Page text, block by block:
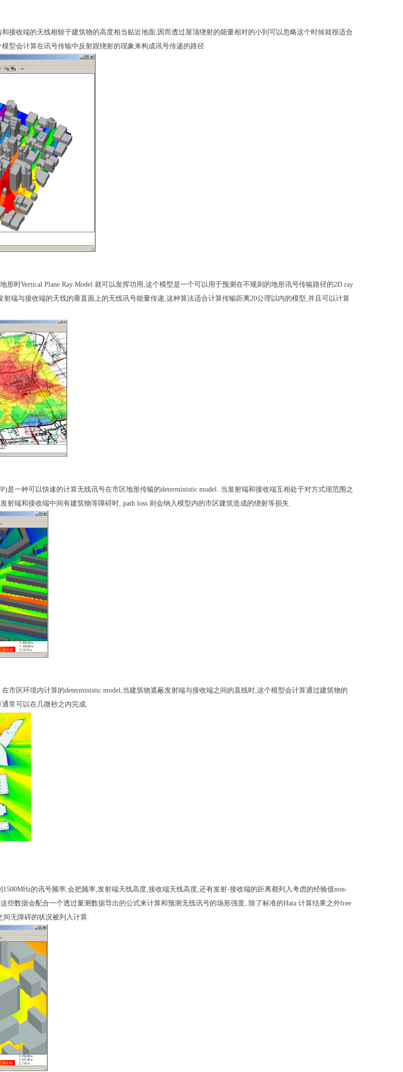
和接收端的天线相较于建筑物的高度相当贴近地面, 因而透过屋顶绕射的能量相对的小到可以忽略这个时候就很适合
模型会计算在讯号传输中反射跟绕射的现象来构成讯号传递的路径
形时Vertical Plane Ray Model 就可以发挥功用 ,这个模型是一个可以用于预测在不规则的地形讯号传输路径的2D ray
射端与接收端的天线的垂直面上的无线讯号能量传递,这种算法适合计算传输距离20公理以内的模型,并且可以计算
是一种可以快速的计算无线讯号在市区地形传输的deterministic model. 当发射端和接收端互相处于对方式现范围之
射端和接收端中间有建筑物等障碍时, path loss 则会纳入模型内的市区建筑造成的绕射等损失.
在市区环境内计算的deterministic model,当建筑物遮蔽发射端与接收端之间的直线时,这个模型会计算通过建筑物的
通常可以在几微秒之内完成.
1500MHz的讯号频率,会把频率,发射端天线高度,接收端天线高度,还有发射-接收端的距离都列入考虑的经验值non-
这些数据会配合一个透过量测数据导出的公式来计算和预测无线讯号的场形强度, 除了标准的Hata 计算结果之外free
间无障碍的状况被列入计算.